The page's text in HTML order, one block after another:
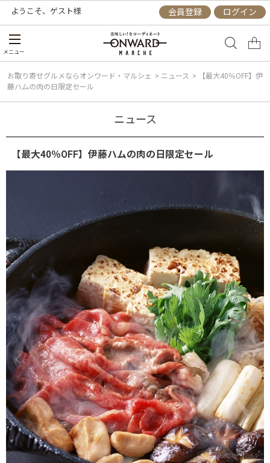
ようこそ、 ゲスト様 会員登録 ログイン
メニュー
お取り寄せグルメならオンワード・マルシェ > ニュース >
【最大40％OFF】伊
藤ハムの肉の日限定セール
ニュース
【最大40％OFF】伊藤ハムの肉の日限定セール